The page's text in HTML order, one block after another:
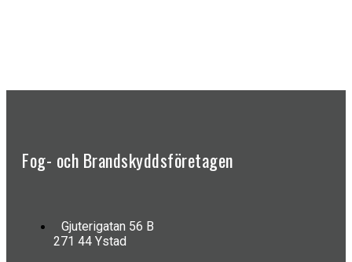
Fog- och Brandskyddsföretagen
Gjuterigatan 56 B
271 44 Ystad